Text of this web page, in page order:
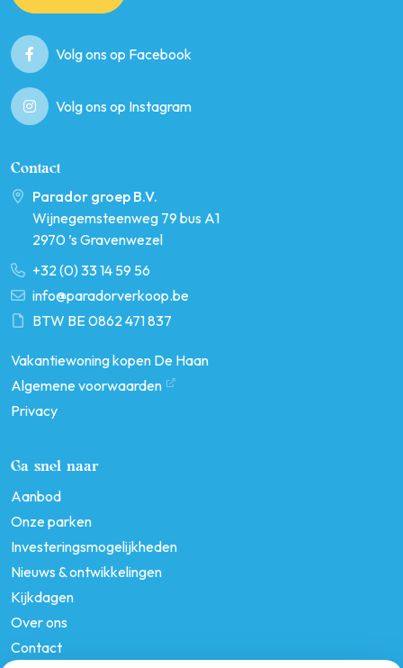
Volg ons op Facebook
Volg ons op Instagram
Contact
Parador groep B.V.
Wijnegemsteenweg 79 bus A1
2970 ’s Gravenwezel
+32 (0) 33 14 59 56
info@paradorverkoop.be
BTW BE 0862 471 837
Vakantiewoning kopen De Haan
Algemene voorwaarden
Privacy
Ga snel naar
Aanbod
Onze parken
Investeringsmogelijkheden
Nieuws & ontwikkelingen
Kijkdagen
Over ons
Contact